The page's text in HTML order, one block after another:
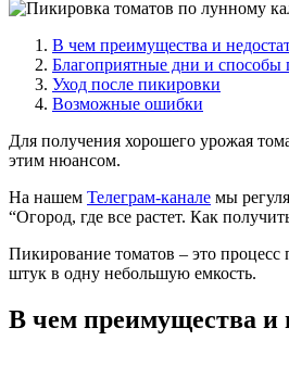
В чем преимущества и
Благоприятные дни и способы
Уход после пикировки
Возможные ошибки
Для получения хорошего урожая
этим нюансом.
На нашем Телеграм-канале мы
“Огород, где все растет. Как
Пикирование томатов – это процесс
штук в одну небольшую емкость.
В чем преимущества и